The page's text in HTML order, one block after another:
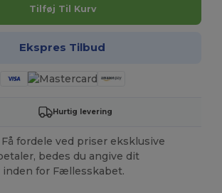
Tilføj Til Kurv
Ekspres Tilbud
Hurtig levering
fordele ved priser eksklusive
bedes du angive dit
inden for Fællesskabet.